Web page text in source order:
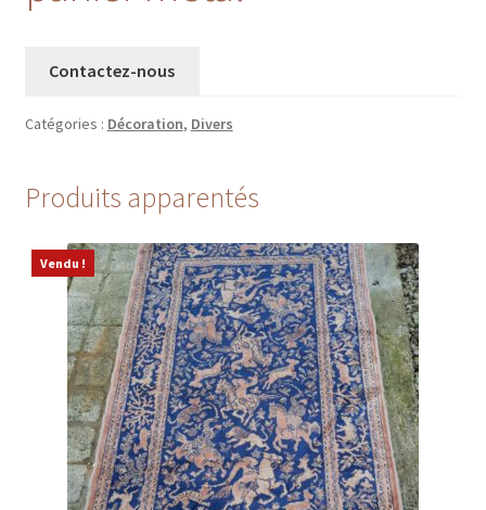
Contactez-nous
Catégories : Décoration, Divers
Produits apparentés
Vendu !